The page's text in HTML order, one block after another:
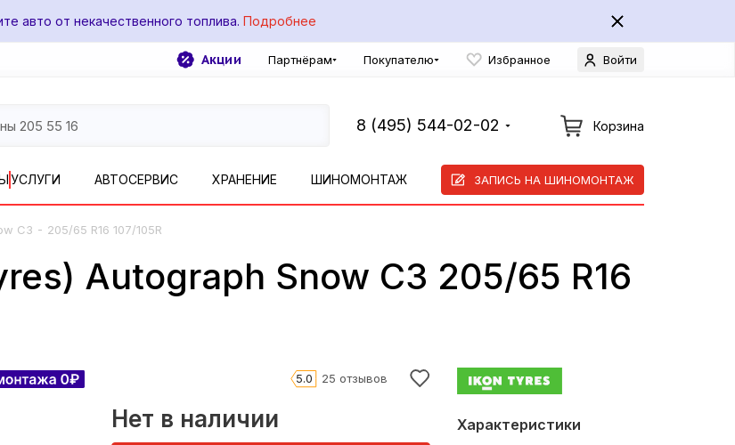
авто от некачественного топлива. Подробнее
Акции Партнёрам Покупателю Избранное Войти
8 (495) 544-02-02 Корзина
УСЛУГИ АВТОСЕРВИС ХРАНЕНИЕ ШИНОМОНТАЖ ЗАПИСЬ НА ШИНОМОНТАЖ
C3 - 205/65 R16 107/105R
Autograph Snow C3 205/65 R16
5.0 25 отзывов
Нет в наличии Характеристики